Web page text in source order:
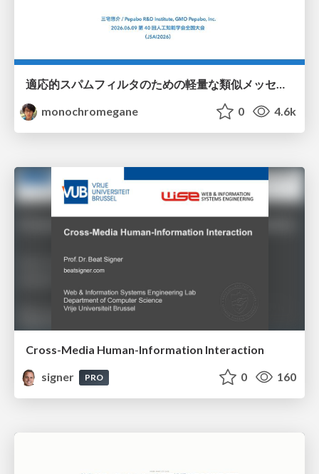
monochromegane
0 4.6k
Cross-Media Human-Information Interaction
signer
PRO 0 160